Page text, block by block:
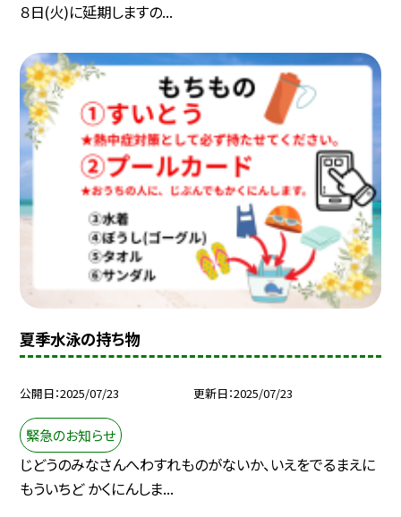
８日(火)に延期しますの...
夏季水泳の持ち物
公開日 2025/07/23 更新日 2025/07/23
緊急のお知らせ
じどうのみなさんへわすれものがないか、いえをでるまえに
もういちど かくにんしま...